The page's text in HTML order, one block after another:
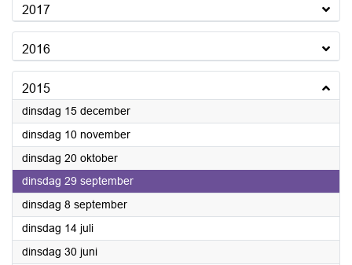
2017
2016
2015
dinsdag 15 december2015
dinsdag 10 november2015
dinsdag 20 oktober2015
dinsdag 29 september2015
dinsdag 8 september2015
dinsdag 14 juli2015
dinsdag 30 juni2015